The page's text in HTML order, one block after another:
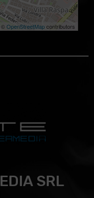
©OpenStreetMapcontributors
SRL